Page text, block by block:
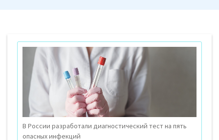
В России разработали диагностический тест на пять
опасных инфекций